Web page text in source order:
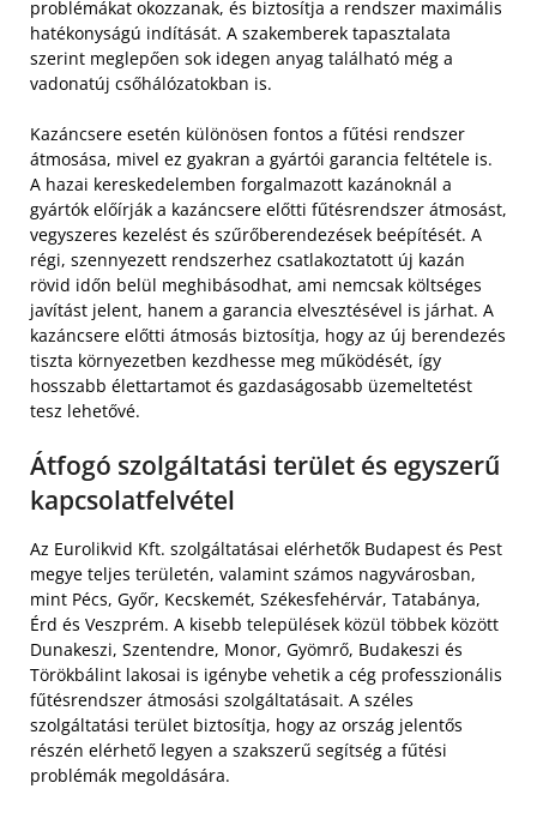
problémákat okozzanak, és biztosítja a rendszer maximális
hatékonyságú indítását. A szakemberek tapasztalata
szerint meglepően sok idegen anyag található még a
vadonatúj csőhálózatokban is.
Kazáncsere esetén különösen fontos a fűtési rendszer
átmosása, mivel ez gyakran a gyártói garancia feltétele is.
A hazai kereskedelemben forgalmazott kazánoknál a
gyártók előírják a kazáncsere előtti fűtésrendszer átmosást,
vegyszeres kezelést és szűrőberendezések beépítését. A
régi, szennyezett rendszerhez csatlakoztatott új kazán
rövid időn belül meghibásodhat, ami nemcsak költséges
javítást jelent, hanem a garancia elvesztésével is járhat. A
kazáncsere előtti átmosás biztosítja, hogy az új berendezés
tiszta környezetben kezdhesse meg működését, így
hosszabb élettartamot és gazdaságosabb üzemeltetést
tesz lehetővé.
Átfogó szolgáltatási terület és egyszerű
kapcsolatfelvétel
Az Eurolikvid Kft. szolgáltatásai elérhetők Budapest és Pest
megye teljes területén, valamint számos nagyvárosban,
mint Pécs, Győr, Kecskemét, Székesfehérvár, Tatabánya,
Érd és Veszprém. A kisebb települések közül többek között
Dunakeszi, Szentendre, Monor, Gyömrő, Budakeszi és
Törökbálint lakosai is igénybe vehetik a cég professzionális
fűtésrendszer átmosási szolgáltatásait. A széles
szolgáltatási terület biztosítja, hogy az ország jelentős
részén elérhető legyen a szakszerű segítség a fűtési
problémák megoldására.